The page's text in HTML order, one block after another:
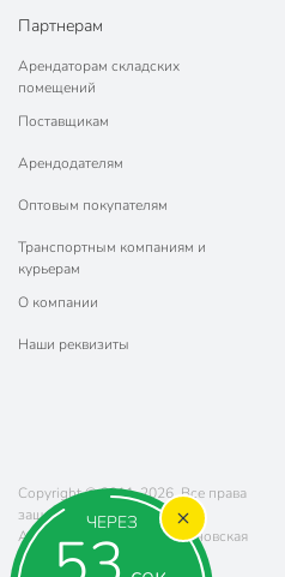
ЧЕРЕЗ
Партнерам
Арендаторам складских
помещений
Поставщикам
Арендодателям
Оптовым покупателям
Транспортным компаниям и
курьерам
О компании
Наши реквизиты
Copyright © 2011-2026. Все права
защищены.
Адрес: г. Москва, ул. Чертановская
20 (метро Южная)